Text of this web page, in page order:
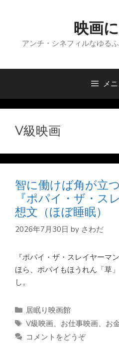
へ
映画
アンチ・シネフィルなゆる
メ
V級映画
智に働けば角が立
『ポパイ・ザ・ス
想文（ほぼ睡眠）
2026年7月30日 by さわだ
『ポパイ・ザ・スレイヤーマ
ほら、ポパイもほうれん「草
し。
カ
テ
リ
居眠り映画館
タ
グ
V級映画、 お仕事映画、 お
コメントをどうぞ